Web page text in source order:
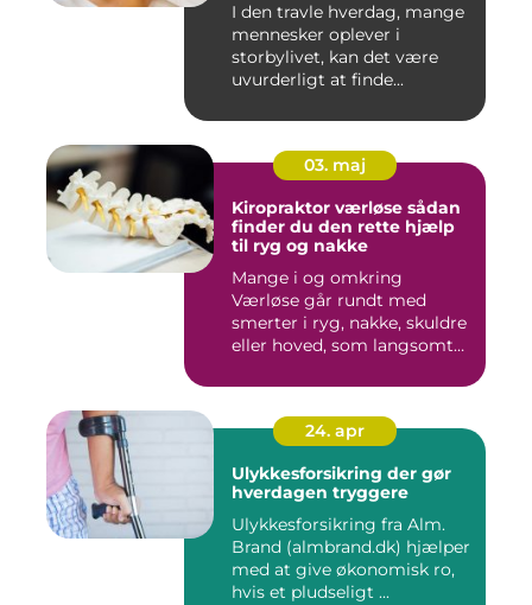
I den travle hverdag, mange
mennesker oplever i
storbylivet, kan det være
uvurderligt at finde...
03. maj
Kiropraktor værløse sådan
finder du den rette hjælp
til ryg og nakke
Mange i og omkring
Værløse går rundt med
smerter i ryg, nakke, skuldre
eller hoved, som langsomt
24. apr
Ulykkesforsikring der gør
hverdagen tryggere
Ulykkesforsikring fra Alm.
Brand (almbrand.dk) hjælper
med at give økonomisk ro,
hvis et pludseligt ...